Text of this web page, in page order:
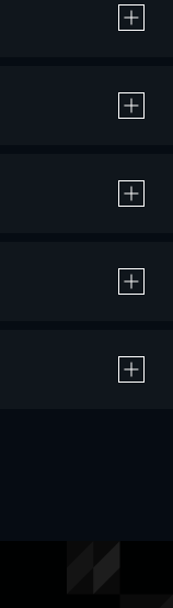
品の購入 / レンタルです。